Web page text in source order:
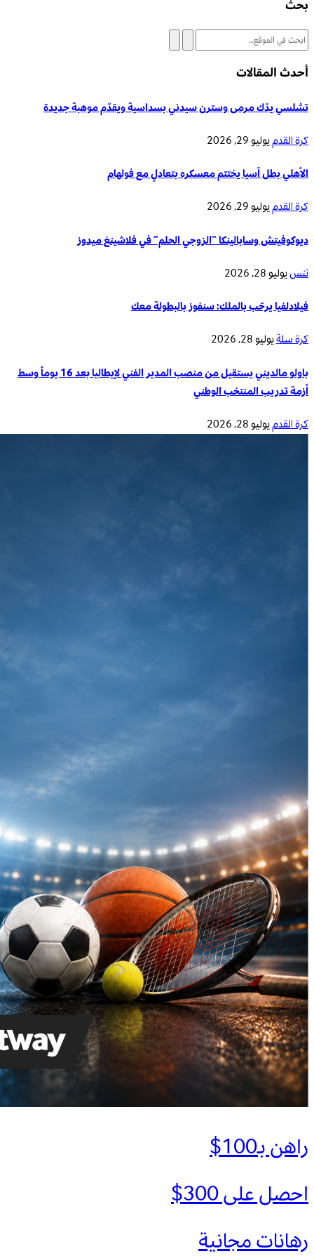
بحث
أحدث المقالات
تشلسي يدّك مرمى وسترن سيدني بسداسية ويقدّم موهبة جديدة
كرة القدميوليو 29, 2026
الأهلي بطل آسيا يختتم معسكره بتعادلٍ مع فولهام
كرة القدميوليو 29, 2026
ديوكوفيتش وسابالينكا “الزوجي الحلم” في فلاشينغ ميدوز
تنسيوليو 28, 2026
فيلادلفيا يرحّب بالملك: سنفوز بالبطولة معك
كرة سلةيوليو 28, 2026
باولو مالديني يستقيل من منصب المدير الفني لإيطاليا بعد 16 يوماً وسط
أزمة تدريب المنتخب الوطني
كرة القدميوليو 28, 2026
راهن بـ100$
احصل على 300$
رهانات مجانية